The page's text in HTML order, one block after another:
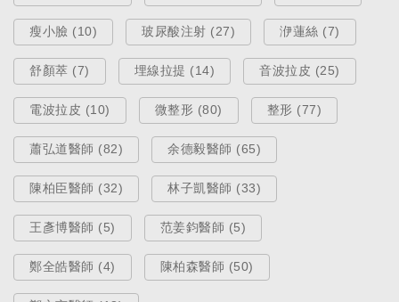
瘦小臉 (10) 玻尿酸注射 (27) 洢蓮絲 (7)
舒顏萃 (7) 埋線拉提 (14) 音波拉皮 (25)
電波拉皮 (10) 微整形 (80) 整形 (77)
蕭弘道醫師 (82) 余德毅醫師 (65)
陳柏臣醫師 (32) 林子凱醫師 (33)
王彥博醫師 (5) 范姜鈞醫師 (5)
鄭全皓醫師 (4) 陳柏森醫師 (50)